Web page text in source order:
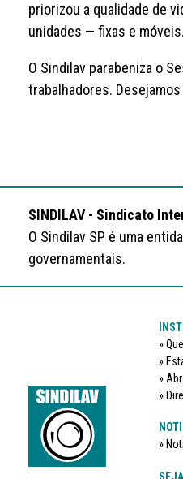
priorizou a qualidade de
unidades — fixas e móveis.
O Sindilav parabeniza o
trabalhadores.
SINDILAV - Sindicato
O Sindilav SP é uma
governamentais.